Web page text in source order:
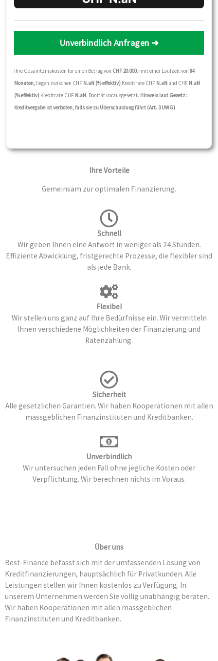
Unverbindlich Anfragen ➜
Ihre Gesamtzinskosten für einen Betrag von CHF20.000.-mit einer Laufzeit von 84
Monaten, liegen zwischen CHF N.aN (% effektiv) Kreditrate CHF N.aN und CHF N.aN
(% effektiv) Kreditrate CHF N.aN. Bonität vorausgesetzt. Hinweis laut Gesetz:
Kreditvergabe ist verboten, falls sie zu Überschuldung führt (Art. 3 UWG)
Ihre Vorteile
Gemeinsam zur optimalen Finanzierung.
Schnell
Wir geben Ihnen eine Antwort in weniger als 24 Stunden.
Effiziente Abwicklung, fristgerechte Prozesse, die flexibler sind
als jede Bank.
Flexibel
Wir stellen uns ganz auf Ihre Bedürfnisse ein. Wir vermitteln
Ihnen verschiedene Möglichkeiten der Finanzierung und
Ratenzahlung.
Sicherheit
Alle gesetzlichen Garantien. Wir haben Kooperationen mit allen
massgeblichen Finanzinstituten und Kreditbanken.
Unverbindlich
Wir untersuchen jeden Fall ohne jegliche Kosten oder
Verpflichtung. Wir berechnen nichts im Voraus.
Über uns
Best-Finance befasst sich mit der umfassenden Lösung von
Kreditfinanzierungen, hauptsächlich für Privatkunden. Alle
Leistungen stellen wir Ihnen kostenlos zu Verfügung. In
unserem Unternehmen werden Sie völlig unabhängig beraten.
Wir haben Kooperationen mit allen massgeblichen
Finanzinstituten und Kreditbanken.